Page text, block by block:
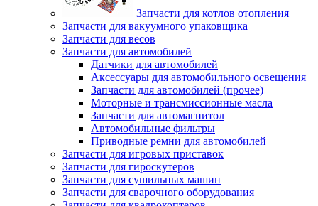
Запчасти для котлов отопления
Запчасти для вакуумного упаковщика
Запчасти для весов
Запчасти для автомобилей
Датчики для автомобилей
Аксессуары для автомобильного освещения
Запчасти для автомобилей (прочее)
Моторные и трансмиссионные масла
Запчасти для автомагнитол
Автомобильные фильтры
Приводные ремни для автомобилей
Запчасти для игровых приставок
Запчасти для гироскутеров
Запчасти для сушильных машин
Запчасти для сварочного оборудования